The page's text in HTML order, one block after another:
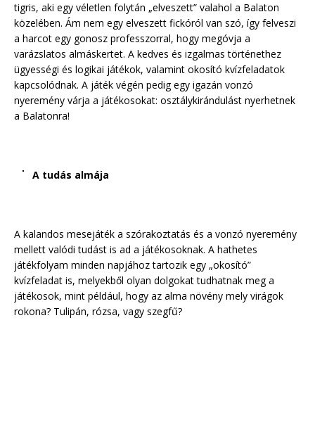
tigris, aki egy véletlen folytán „elveszett” valahol a Balaton
közelében. Ám nem egy elveszett fickóról van szó, így felveszi
a harcot egy gonosz professzorral, hogy megóvja a
varázslatos almáskertet. A kedves és izgalmas történethez
ügyességi és logikai játékok, valamint okosító kvízfeladatok
kapcsolódnak. A játék végén pedig egy igazán vonzó
nyeremény várja a játékosokat: osztálykirándulást nyerhetnek
a Balatonra!
A tudás almája
A kalandos mesejáték a szórakoztatás és a vonzó nyeremény
mellett valódi tudást is ad a játékosoknak. A hathetes
játékfolyam minden napjához tartozik egy „okosító”
kvízfeladat is, melyekből olyan dolgokat tudhatnak meg a
játékosok, mint például, hogy az alma növény mely virágok
rokona? Tulipán, rózsa, vagy szegfű?